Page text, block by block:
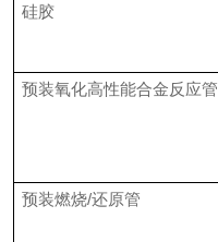
硅胶
预装氧化高性能合金反应管
预装燃烧/还原管